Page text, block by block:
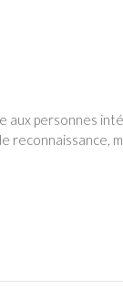
personnes